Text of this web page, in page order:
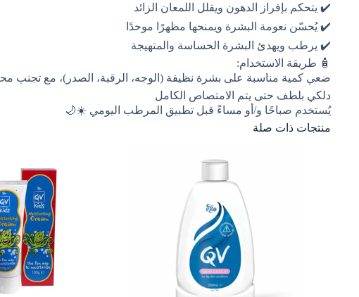
✔️ يتحكم بإفراز الدهون ويقلل اللمعان الزائد
✔️ يُحسّن نعومة البشرة ويمنحها مظهرًا موحدًا
✔️ يرطب ويهدئ البشرة الحساسة والمتهيجة
🧴 طريقة الاستخدام:
ضعي كمية مناسبة على بشرة نظيفة (الوجه، الرقبة، الصدر)، مع تجنب
دلكي بلطف حتى يتم الامتصاص الكامل
يُستخدم صباحًا و/أو مساءً قبل تطبيق المرطب اليومي ☀️🌙
منتجات ذات صلة